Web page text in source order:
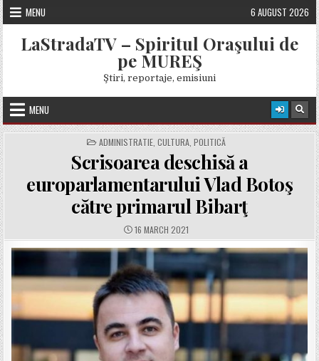
Skip
to
content
MENU 6 AUGUST 2026
LaStradaTV – Spiritul Oraşului de
pe MUREŞ
Ştiri, reportaje, emisiuni
MENU
POSTED
IN
ADMINISTRATIE, CULTURA, POLITICĂ
Scrisoarea deschisă a
europarlamentarului Vlad Botoş
către primarul Bibarţ
PUBLISHED
DATE:
16 MARCH 2021